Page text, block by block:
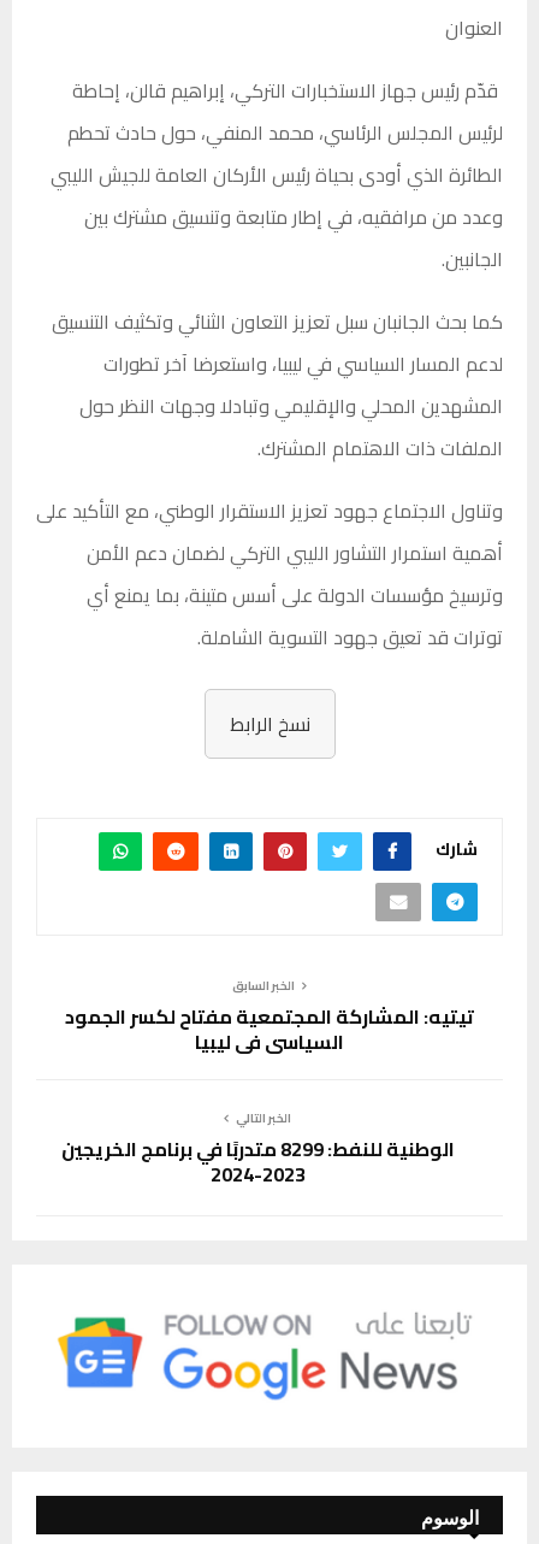
العنوان
قدّم رئيس جهاز الاستخبارات التركي، إبراهيم قالن، إحاطة
لرئيس المجلس الرئاسي، محمد المنفي، حول حادث تحطم
الطائرة الذي أودى بحياة رئيس الأركان العامة للجيش الليبي
وعدد من مرافقيه، في إطار متابعة وتنسيق مشترك بين
الجانبين.
كما بحث الجانبان سبل تعزيز التعاون الثنائي وتكثيف التنسيق
لدعم المسار السياسي في ليبيا، واستعرضا آخر تطورات
المشهدين المحلي والإقليمي وتبادلا وجهات النظر حول
الملفات ذات الاهتمام المشترك.
وتناول الاجتماع جهود تعزيز الاستقرار الوطني، مع التأكيد على
أهمية استمرار التشاور الليبي التركي لضمان دعم الأمن
وترسيخ مؤسسات الدولة على أسس متينة، بما يمنع أي
توترات قد تعيق جهود التسوية الشاملة.
نسخ الرابط
شارك
الخبر السابق
تيتيه: المشاركة المجتمعية مفتاح لكسر الجمود
السياسي في ليبيا
الخبر التالي
الوطنية للنفط: 8299 متدربًا في برنامج الخريجين
2023-2024
الوسوم